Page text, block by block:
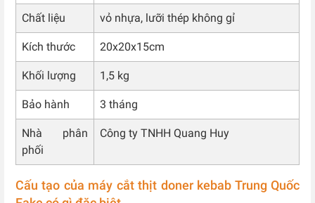
Chất liệu vỏ nhựa, lưỡi thép không gỉ
Kích thước 20x20x15cm
Khối lượng 1,5 kg
Bảo hành 3 tháng
Nhà phân
phối
Công ty TNHH Quang Huy
Cấu tạo của máy cắt thịt doner kebab Trung Quốc